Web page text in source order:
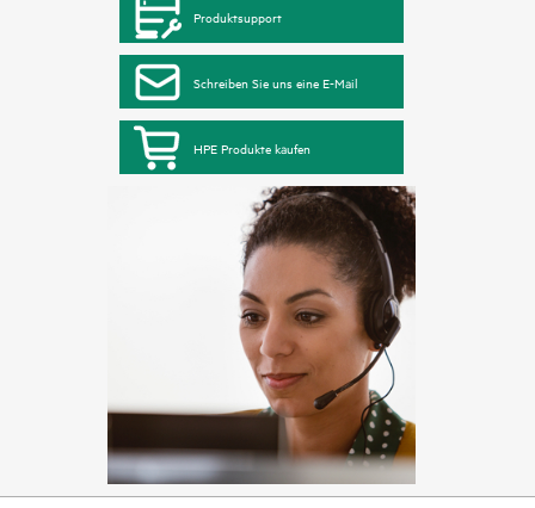
Produktsupport
Schreiben Sie uns eine E-Mail
HPE Produkte kaufen